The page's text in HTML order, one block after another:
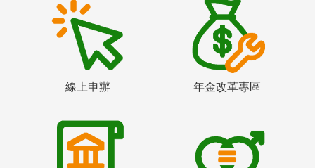
線上申辦 年金改革專區